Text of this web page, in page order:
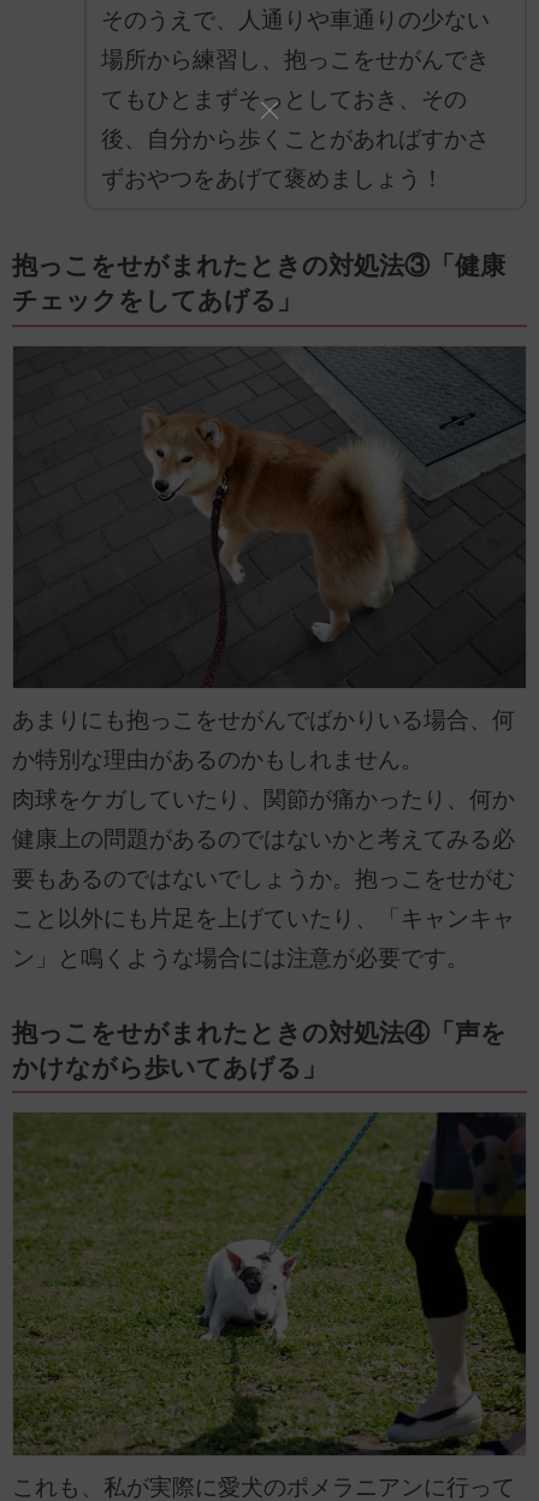
そのうえで、人通りや車通りの少ない
場所から練習し、抱っこをせがんでき
てもひとまずそっとしておき、その
後、自分から歩くことがあればすかさ
ずおやつをあげて褒めましょう！
抱っこをせがまれたときの対処法③「健康
チェックをしてあげる」
あまりにも抱っこをせがんでばかりいる場合、何
か特別な理由があるのかもしれません。
肉球をケガしていたり、関節が痛かったり、何か
健康上の問題があるのではないかと考えてみる必
要もあるのではないでしょうか。抱っこをせがむ
こと以外にも片足を上げていたり、「キャンキャ
ン」と鳴くような場合には注意が必要です。
抱っこをせがまれたときの対処法④「声を
かけながら歩いてあげる」
これも、私が実際に愛犬のポメラニアンに行って